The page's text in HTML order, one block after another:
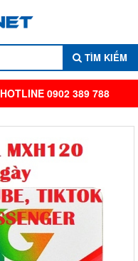
TÌM KIẾM
HOTLINE 0902 389 788